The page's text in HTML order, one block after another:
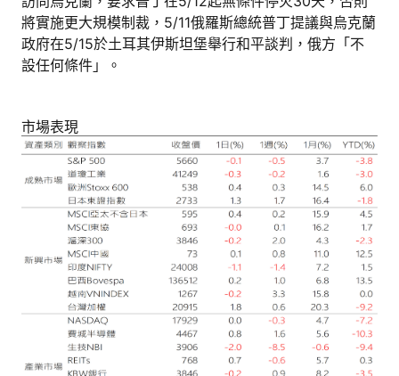
將實施更大規模制裁，5/11俄羅斯總統普丁提議與烏克蘭
政府在5/15於土耳其伊斯坦堡舉行和平談判，俄方「不
設任何條件」。
市場表現